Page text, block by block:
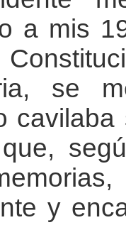
a mis
se
y